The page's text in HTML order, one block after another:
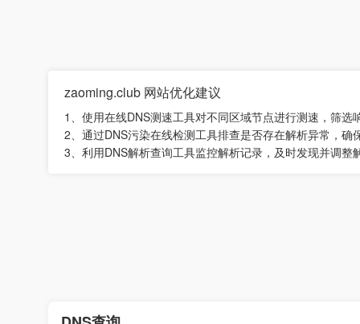
zaoming.club 网站优化建议
1、使用在线DNS测速工具对不同区域节点进行测速，筛选
2、通过DNS污染在线检测工具排查是否存在解析异常，确
3、利用DNS解析查询工具监控解析记录，及时发现并调整